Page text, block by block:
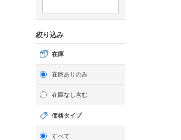
絞り込み
在庫
在庫ありのみ
在庫なし含む
価格タイプ
すべて